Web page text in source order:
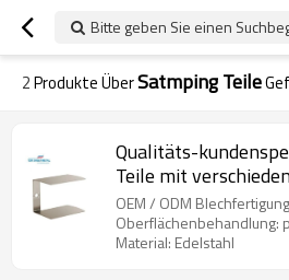
Bitte geben Sie einen
2Produkte ÜberSatmping Teile
Qualitäts-
Teile mit
Preis stempelt,
OEM / ODM
Oberflächenbehandlung:
Material: Edelstahl